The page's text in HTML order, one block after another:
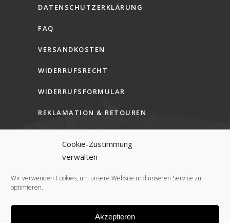
Cookie-Zustimmung
verwalten
Wir verwenden Cookies, um unsere Website und unseren Service zu
optimieren.
Akzeptieren
DATENSCHUTZERKLÄRUNG
FAQ
VERSANDKOSTEN
WIDERRUFSRECHT
WIDERRUFSFORMULAR
REKLAMATION & RETOUREN
AGB (B2B)
COOKIE-RICHTLINIE (EU)